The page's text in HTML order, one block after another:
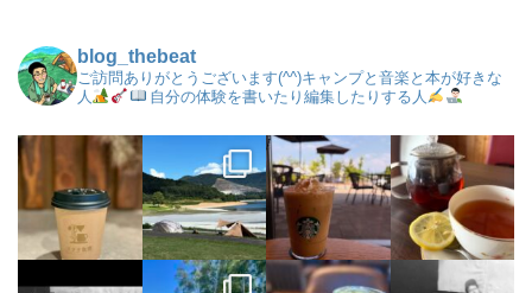
blog_thebeat
ご訪問ありがとうございます(^^)キャンプと音楽と本が好きな
人
自分の体験を書いたり編集したりする人